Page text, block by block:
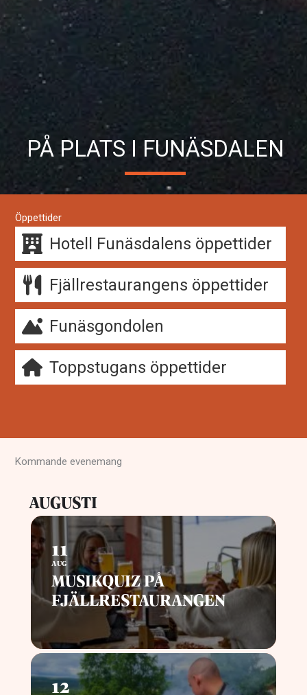
PÅ PLATS I FUNÄSDALEN
Öppettider
Hotell Funäsdalens öppettider
Fjällrestaurangens öppettider
Funäsgondolen
Toppstugans öppettider
Kommande evenemang
AUGUSTI
11
AUG
MUSIKQUIZ PÅ
FJÄLLRESTAURANGEN
12